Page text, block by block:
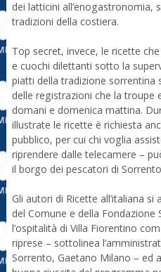
dei latticini all’enogastronomia,
tradizioni della costiera.
Top secret, invece, le ricette
e cuochi dilettanti sotto la
piatti della tradizione sorrentina
delle registrazioni che la troupe
domani e domenica mattina.
illustrate le ricette è richiesta
pubblico, per cui chi voglia
riprendere dalle telecamere –
il borgo dei pescatori di
Gli autori di Ricette all’italiana
del Comune e della Fondazione
l’ospitalità di Villa Fiorentino
riprese – sottolinea
Sorrento, Gaetano Milano – ed